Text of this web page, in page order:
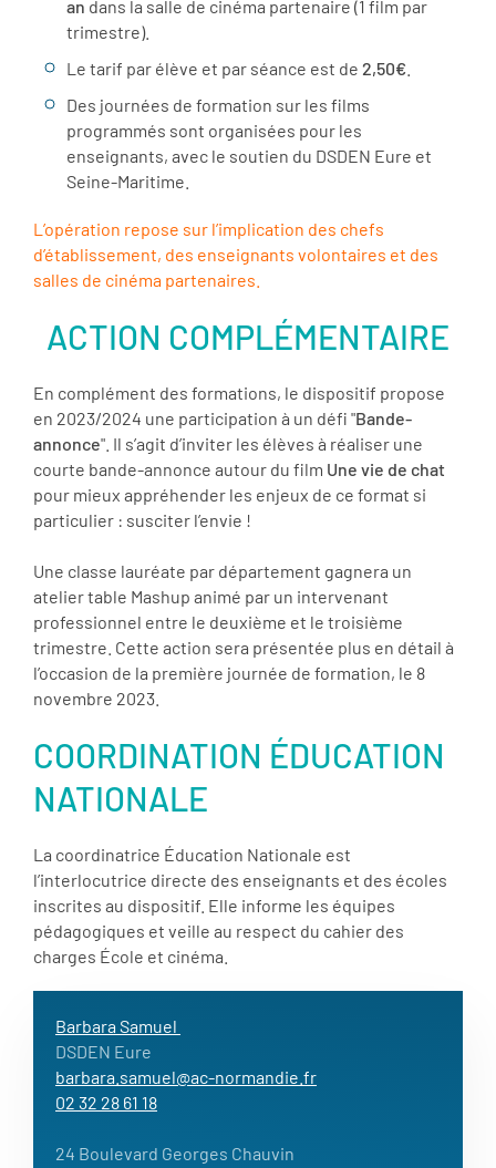
an dans la salle de cinéma partenaire (1 film par
trimestre).
Le tarif par élève et par séance est de 2,50€
Des journées de formation sur les films
programmés sont organisées pour les
enseignants, avec le soutien du DSDEN Eure et
Seine-Maritime.
L’opération repose sur l’implication des chefs
d’établissement, des enseignants volontaires et des
salles de cinéma partenaires.
ACTION COMPLÉMENTAIRE
En complément des formations, le dispositif propose
en 2023/2024 une participation à un défi "Bande-
annonce". Il s’agit d’inviter les élèves à réaliser une
courte bande-annonce autour du film Une vie de chat
pour mieux appréhender les enjeux de ce format si
particulier : susciter l’envie !
Une classe lauréate par département gagnera un
atelier table Mashup animé par un intervenant
professionnel entre le deuxième et le troisième
trimestre. Cette action sera présentée plus en détail à
l’occasion de la première journée de formation, le 8
novembre 2023.
COORDINATION ÉDUCATION
NATIONALE
La coordinatrice Éducation Nationale est
l’interlocutrice directe des enseignants et des écoles
inscrites au dispositif. Elle informe les équipes
pédagogiques et veille au respect du cahier des
charges École et cinéma.
Barbara Samuel
DSDEN Eure
barbara.samuel@ac-normandie.fr
02 32 28 61 18
24 Boulevard Georges Chauvin